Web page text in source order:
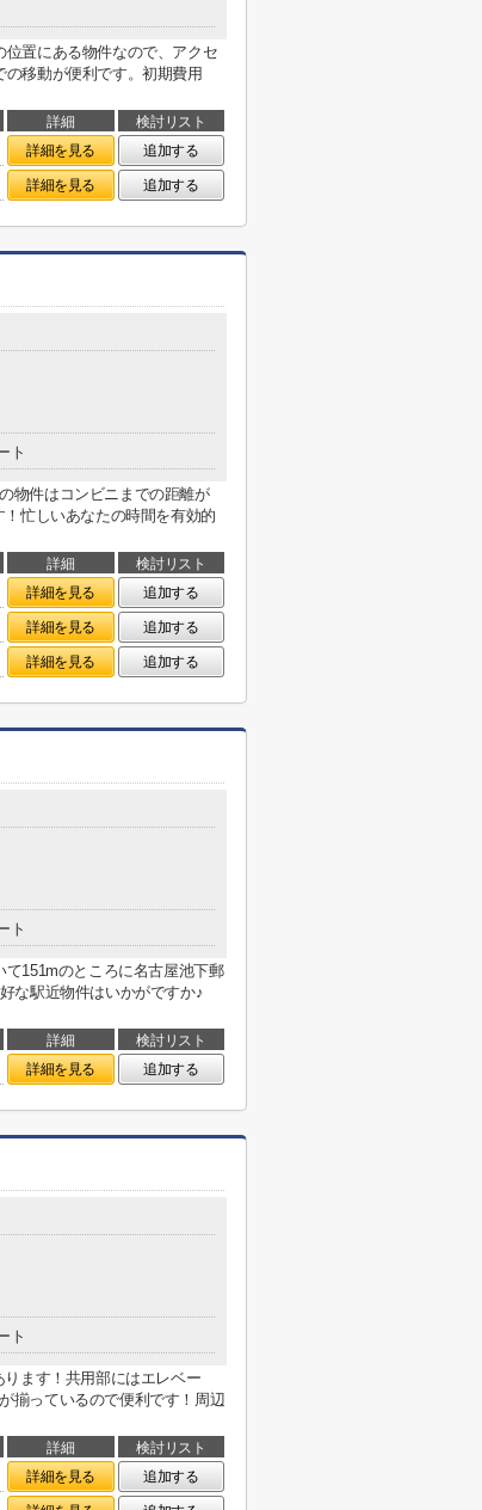
置にある物件なので、アクセ
移動が便利です。初期費用
詳細
検討リスト
詳細を見る
追加する
詳細を見る 追加する
ト
物件はコンビニまでの距離が
忙しいあなたの時間を有効的
詳細
検討リスト
詳細を見る
追加する
詳細を見る
追加する
詳細を見る 追加する
ト
151mのところに名古屋池下郵
な駅近物件はいかがですか♪
詳細
検討リスト
詳細を見る 追加する
ト
ます！共用部にはエレベー
揃っているので便利です！周辺
詳細
検討リスト
詳細を見る
追加する